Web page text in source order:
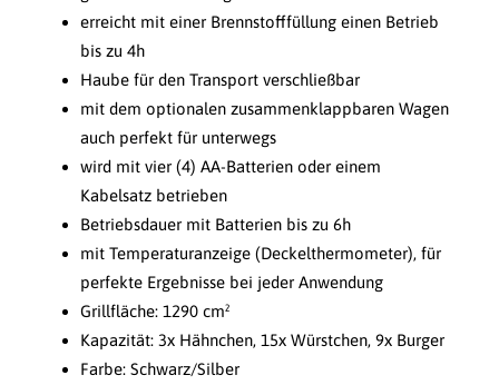
erreicht mit einer Brennstofffüllung einen Betrieb
bis zu 4h
Haube für den Transport verschließbar
mit dem optionalen zusammenklappbaren Wagen
auch perfekt für unterwegs
wird mit vier (4) AA-Batterien oder einem
Kabelsatz betrieben
Betriebsdauer mit Batterien bis zu 6h
mit Temperaturanzeige (Deckelthermometer), für
perfekte Ergebnisse bei jeder Anwendung
Grillfläche: 1290 cm²
Kapazität: 3x Hähnchen, 15x Würstchen, 9x Burger
Farbe: Schwarz/Silber